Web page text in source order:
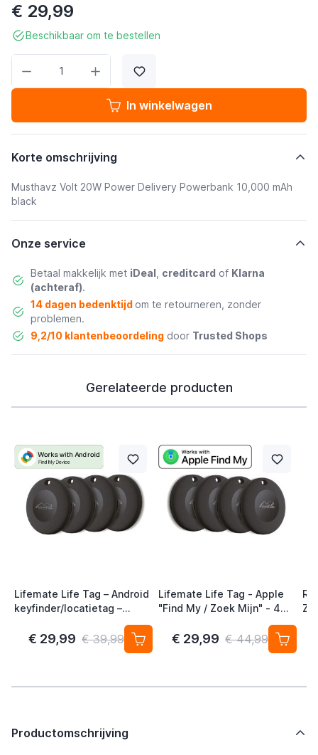
€ 29,99
Beschikbaar om te bestellen
In winkelwagen
Korte omschrijving
Musthavz Volt 20W Power Delivery Powerbank 10,000 mAh
black
Onze service
Betaal makkelijk met iDeal creditcard of Klarna
(achteraf).
14 dagen bedenktijd om te retourneren, zonder
problemen.
9,2/10 klantenbeoordelingdoor Trusted Shops
Gerelateerde producten
Lifemate Life Tag – Android
keyfinder/locatietag –
Android/Google Find My
Device – 4-pack
€ 29,99 € 39,99
Lifemate Life Tag - Apple
"Find My / Zoek Mijn" - 4
Pack - AirTag Alternatief
€ 29,99 € 44,99
Productomschrijving